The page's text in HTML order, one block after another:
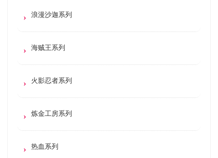
浪漫沙迦系列
海贼王系列
火影忍者系列
炼金工房系列
热血系列